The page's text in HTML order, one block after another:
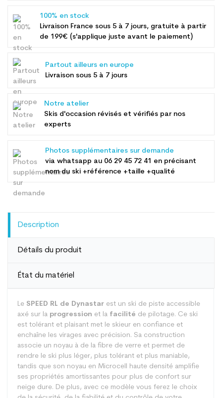
100% en stock
Livraison France sous 5 à 7 jours, gratuite à partir
de 199€ (s'applique juste avant le paiement)
Partout ailleurs en europe
Livraison sous 5 à 7 jours
Notre atelier
Skis d'occasion révisés et vérifiés par nos
experts
Photos supplémentaires sur demande
via whatsapp au 06 29 45 72 41 en précisant
nom du ski +référence +taille +qualité
Description
Détails du produit
État du matériel
Le SPEED RL de Dynastar est un ski de piste accessible
axé sur la progression et la facilité de pilotage. Ce ski
est tolérant et plaisant met le skieur en confiance et
enchaîne les virages avec précision. Sa construction
associe un noyau à de la fibre de verre et permet de
rendre le ski plus léger, plus tolérant et plus maniable,
tandis que son noyau en Microcell haute densité amplifie
ses propriétés amortissantes pour plus de confort sur
neige dure. De plus, avec ce modèle vous ferez le choix